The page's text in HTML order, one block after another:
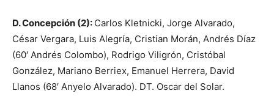
D. Concepción (2): Carlos Kletnicki, Jorge Alvarado,
César Vergara, Luis Alegría, Cristian Morán, Andrés Díaz
(60′ Andrés Colombo), Rodrigo Viligrón, Cristóbal
González, Mariano Berriex, Emanuel Herrera, David
Llanos (68′ Anyelo Alvarado). DT. Oscar del Solar.